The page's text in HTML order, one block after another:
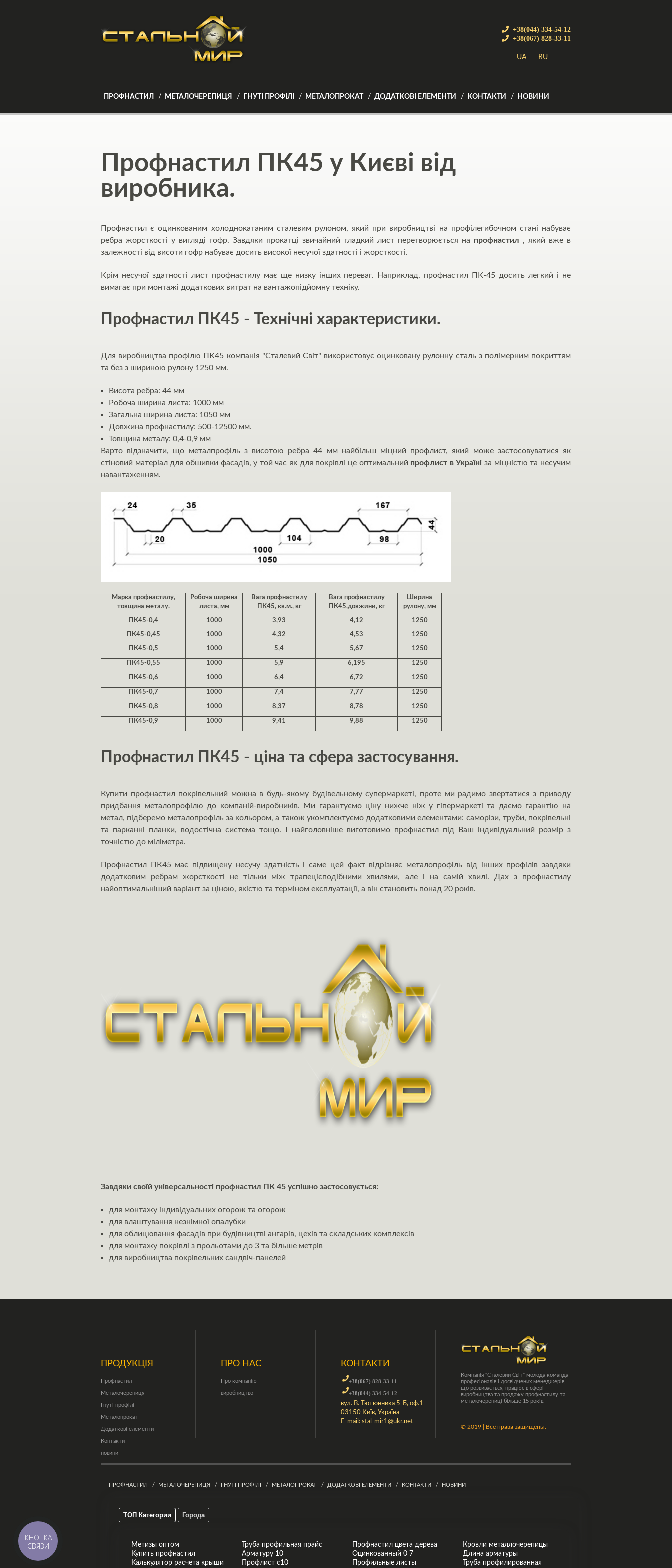
+38(044) 334-54-12
+38(067) 828-33-11
UA RU
ПРОФНАСТИЛ МЕТАЛОЧЕРЕПИЦЯ ГНУТІ ПРОФІЛІ МЕТАЛОПРОКАТ ДОДАТКОВІ ЕЛЕМЕНТИ КОНТАКТИ НОВИНИ
Профнастил ПК45 у Києві від
виробника.
Профнастил є оцинкованим холоднокатаним сталевим рулоном, який при виробництві на профілегибочном стані набуває
ребра жорсткості у вигляді гофр. Завдяки прокатці звичайний гладкий лист перетворюється на профнастил , який вже в
залежності від висоти гофр набуває досить високої несучої здатності і жорсткості.
Крім несучої здатності лист профнастилу має ще низку інших переваг. Наприклад, профнастил ПК-45 досить легкий і не
вимагає при монтажі додаткових витрат на вантажопідйомну техніку.
Профнастил ПК45 - Технічні характеристики.
Для виробництва профілю ПК45 компанія "Сталевий Світ" використовує оцинковану рулонну сталь з полімерним покриттям
та без з шириною рулону 1250 мм.
Висота ребра: 44 мм
Робоча ширина листа: 1000 мм
Загальна ширина листа: 1050 мм
Довжина профнастилу: 500-12500 мм.
Товщина металу: 0,4-0,9 мм
Варто відзначити, що металпрофіль з висотою ребра 44 мм найбільш міцний профлист, який може застосовуватися як
стіновий матеріал для обшивки фасадів, у той час як для покрівлі це оптимальний профлист в Україні за міцністю та несучим
навантаженням.
Марка профнастилу,
товщина металу.
Робоча ширина
листа, мм
Вага профнастилу
ПК45, кв.м., кг
Вага профнастилу
ПК45,довжини, кг
Ширина
рулону, мм
ПК45-0,4 1000 3,93 4,12 1250
ПК45-0,45 1000 4,32 4,53 1250
ПК45-0,5 1000 5,4 5,67 1250
ПК45-0,55 1000 5,9 6,195 1250
ПК45-0,6 1000 6,4 6,72 1250
ПК45-0,7 1000 7,4 7,77 1250
ПК45-0,8 1000 8,37 8,78 1250
ПК45-0,9 1000 9,41 9,88 1250
Профнастил ПК45 - ціна та сфера застосування.
Купити профнастил покрівельний можна в будь-якому будівельному супермаркеті, проте ми радимо звертатися з приводу
придбання металопрофілю до компаній-виробників. Ми гарантуємо ціну нижче ніж у гіпермаркеті та даємо гарантію на
метал, підберемо металопрофіль за кольором, а також укомплектуємо додатковими елементами: саморізи, труби, покрівельні
та парканні планки, водостічна система тощо. І найголовніше виготовимо профнастил під Ваш індивідуальний розмір з
точністю до міліметра.
Профнастил ПК45 має підвищену несучу здатність і саме цей факт відрізняє металопрофіль від інших профілів завдяки
додатковим ребрам жорсткості не тільки між трапецієподібними хвилями, але і на самій хвилі. Дах з профнастилу
найоптимальніший варіант за ціною, якістю та терміном експлуатації, а він становить понад 20 років.
Завдяки своїй універсальності профнастил ПК 45 успішно застосовується:
для монтажу індивідуальних огорож та огорож
для влаштування незнімної опалубки
для облицювання фасадів при будівництві ангарів, цехів та складських комплексів
для монтажу покрівлі з прольотами до 3 та більше метрів
для виробництва покрівельних сандвіч-панелей
ПРОДУКЦІЯ
Профнастил
Металочерепиця
Гнуті профілі
Металопрокат
Додаткові елементи
Контакти
новини
ПРО НАС
Про компанію
виробництво
КОНТАКТИ
+38(067) 828-33-11
+38(044) 334-54-12
вул. В. Тютюнника 5-Б, оф.1
03150 Київ, Україна
E-mail: stal-mir1@ukr.net
Компанія "Сталевий Світ" молода команда
професіоналів і досвідчених менеджерів,
що розвивається, працює в сфері
виробництва та продажу профнастилу та
металочерепиці більше 15 років.
© 2019 | Все права защищены.
ПРОФНАСТИЛ МЕТАЛОЧЕРЕПИЦЯ ГНУТІ ПРОФІЛІ МЕТАЛОПРОКАТ ДОДАТКОВІ ЕЛЕМЕНТИ КОНТАКТИ НОВИНИ
ТОП Категории Города
Метизы оптом
Купить профнастил
Калькулятор расчета крыши
Труба профильная прайс
Арматуру 10
Профлист с10
Профнастил цвета дерева
Оцинкованный 0 7
Профильные листы
Кровли металлочерепицы
Длина арматуры
Труба профилированная
КНОПКА
СВЯЗИ